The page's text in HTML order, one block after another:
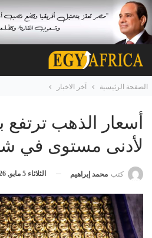
الصفحة الرئيسية آخر الاخبار
أسعار الذهب ترتفع
لأدنى مستوى في
كتب محمد إبراهيم الثلاثاء 5 مايو, 2026